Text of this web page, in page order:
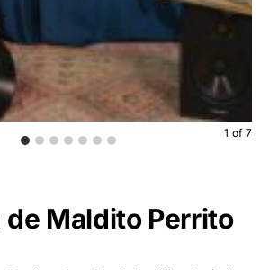
1 of 7
de Maldito Perrito